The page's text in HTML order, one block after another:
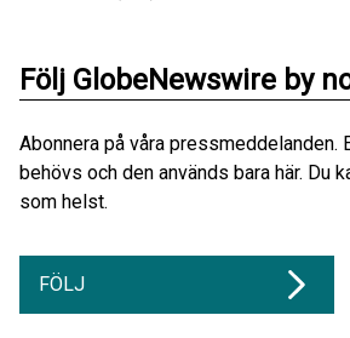
Följ GlobeNewswire by
Abonnera på våra pressmeddelanden.
behövs och den används bara här. Du
som helst.
FÖLJ